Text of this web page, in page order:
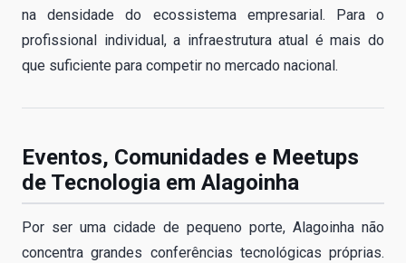
na densidade do ecossistema empresarial. Para o
profissional individual, a infraestrutura atual é mais do
que suficiente para competir no mercado nacional.
Eventos, Comunidades e Meetups
de Tecnologia em Alagoinha
Por ser uma cidade de pequeno porte, Alagoinha não
concentra grandes conferências tecnológicas próprias.